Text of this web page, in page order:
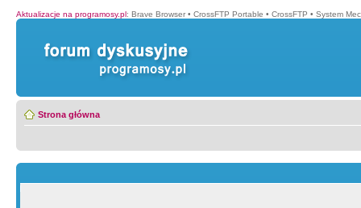
Aktualizacje na programosy.pl: Brave Browser • CrossFTP Portable • CrossFTP • System
Strona główna